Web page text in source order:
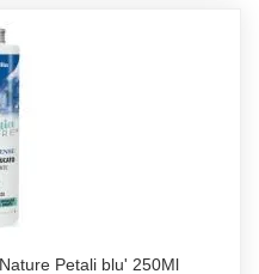
Petali blu' 250Ml